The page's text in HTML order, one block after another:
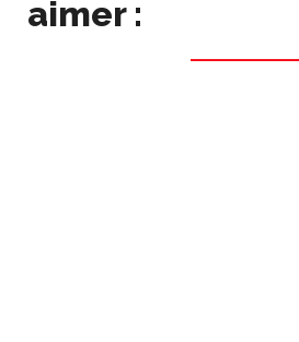
aimer :